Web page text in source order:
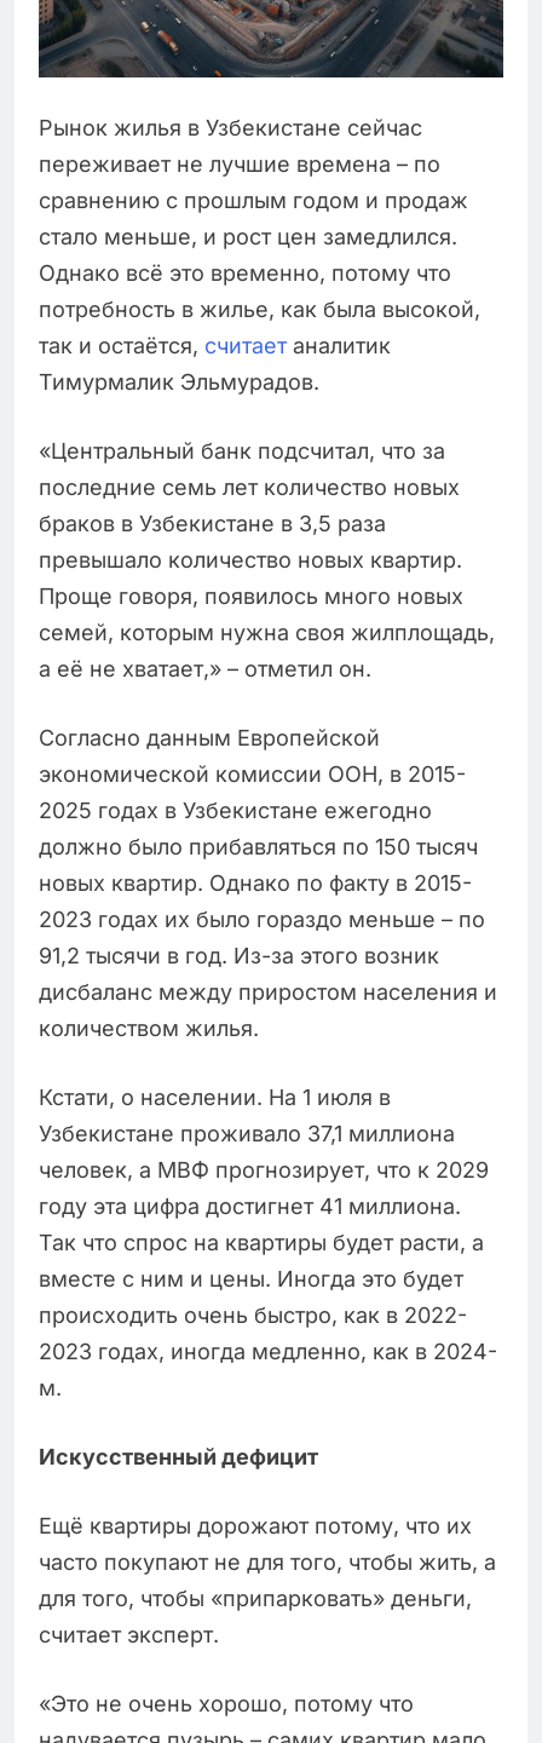
Рынок жилья в Узбекистане сейчас
переживает не лучшие времена – по
сравнению с прошлым годом и продаж
стало меньше, и рост цен замедлился.
Однако всё это временно, потому что
потребность в жилье, как была высокой,
так и остаётся, считаетаналитик
Тимурмалик Эльмурадов.
«Центральный банк подсчитал, что за
последние семь лет количество новых
браков в Узбекистане в 3,5 раза
превышало количество новых квартир.
Проще говоря, появилось много новых
семей, которым нужна своя жилплощадь,
а её не хватает,» – отметил он.
Согласно данным Европейской
экономической комиссии ООН, в 2015-
2025 годах в Узбекистане ежегодно
должно было прибавляться по 150 тысяч
новых квартир. Однако по факту в 2015-
2023 годах их было гораздо меньше – по
91,2 тысячи в год. Из-за этого возник
дисбаланс между приростом населения и
количеством жилья.
Кстати, о населении. На 1 июля в
Узбекистане проживало 37,1 миллиона
человек, а МВФ прогнозирует, что к 2029
году эта цифра достигнет 41 миллиона.
Так что спрос на квартиры будет расти, а
вместе с ним и цены. Иногда это будет
происходить очень быстро, как в 2022-
2023 годах, иногда медленно, как в 2024-
м.
Искусственный дефицит
Ещё квартиры дорожают потому, что их
часто покупают не для того, чтобы жить, а
для того, чтобы «припарковать» деньги,
считает эксперт.
«Это не очень хорошо, потому что